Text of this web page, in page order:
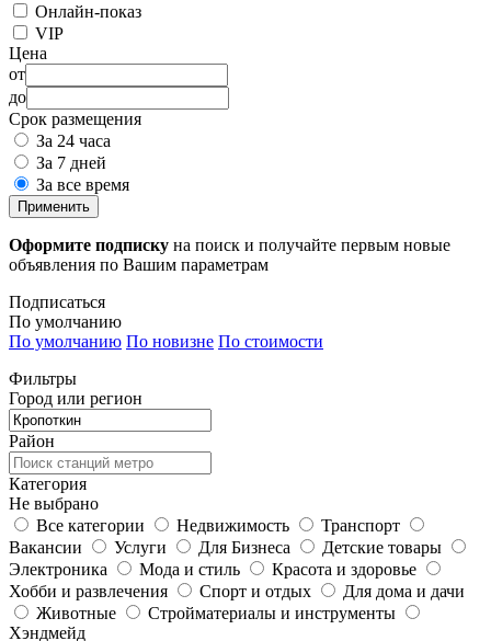
Онлайн-показ
VIP
Цена
от
до
Срок размещения
За 24 часа
За 7 дней
За все время
Применить
Оформите подписку на поиск и получайте первым новые
объявления по Вашим параметрам
Подписаться
По умолчанию
По умолчанию По новизне По стоимости
Фильтры
Город или регион
Район
Категория
Не выбрано
Все категории
Недвижимость
Транспорт
Вакансии
Услуги Для Бизнеса
Детские товары
Электроника
Мода и стиль
Красота и здоровье
Хобби и развлечения
Спорт и отдых
Для дома и дачи
Животные
Стройматериалы и инструменты
Хэндмейд